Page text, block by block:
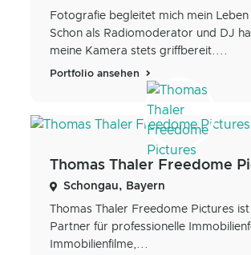
Fotografie begleitet mich mein Leben
Schon als Radiomoderator und DJ
meine Kamera stets griffbereit....
Portfolio ansehen
Thomas Thaler Freedome
Schongau, Bayern
Thomas Thaler Freedome Pictures
Partner für professionelle
Immobilienfilme,...